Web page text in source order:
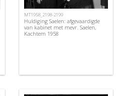
MT1958_2198-2199
Huldiging Saelen: afgevaardigde
van kabinet met mevr. Saelen,
Kachtem 1958